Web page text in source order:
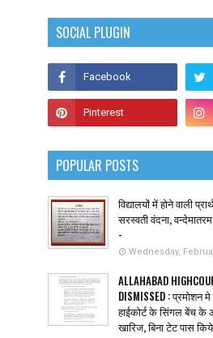
SOCIAL PLUGIN
POPULAR POSTS
विद्यालयों में होने वाली
सरस्वती वंदना,
-
Wednesday,
ALLAHABAD
DISMISSED : प्रमोशन मे
हाईकोर्ट के सिंगल बेंच
खारिज, बिना टेट पास